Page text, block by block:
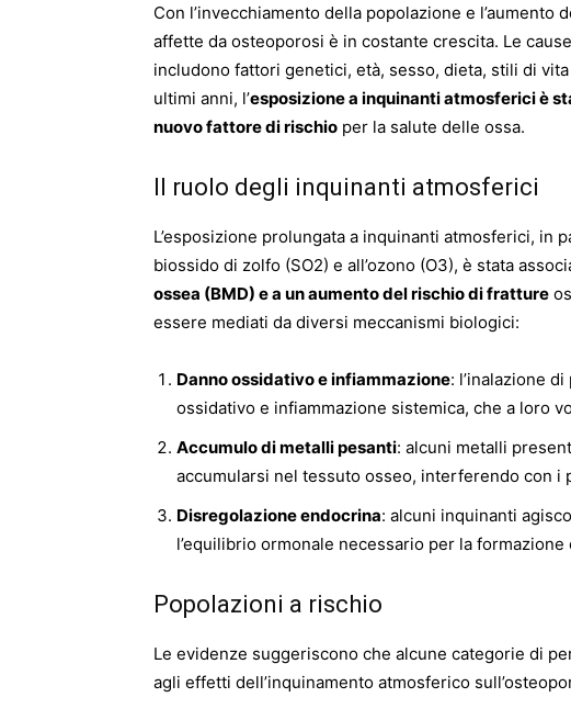
Con l’invecchiamento della popolazione e l’aumento
affette da osteoporosi è in costante crescita. Le
includono fattori genetici, età, sesso, dieta, stili di
ultimi anni, l’esposizione a inquinanti atmosferici è
nuovo fattore di rischio per la salute delle ossa.
Il ruolo degli inquinanti atmosferici
L’esposizione prolungata a inquinanti atmosferici, in
biossido di zolfo (SO2) e all’ozono (O3), è stata
ossea (BMD) e a un aumento del rischio di fratture
essere mediati da diversi meccanismi biologici:
Danno ossidativo e infiammazione: l’inalazione
ossidativo e infiammazione sistemica, che a loro
Accumulo di metalli pesanti: alcuni metalli
accumularsi nel tessuto osseo, interferendo con i
Disregolazione endocrina: alcuni inquinanti
l’equilibrio ormonale necessario per la
Popolazioni a rischio
Le evidenze suggeriscono che alcune categorie di
agli effetti dell’inquinamento atmosferico